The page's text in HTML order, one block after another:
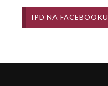
IPD NA FACEBOOKU